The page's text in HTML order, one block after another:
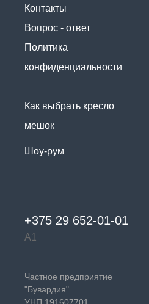
Контакты
Вопрос - ответ
Политика
конфиденциальности
Как выбрать кресло
мешок
Шоу-рум
+375 29 652-01-01
А1
Частное предприятие
"Бувардия"